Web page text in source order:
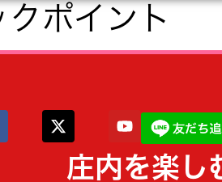
ポイント
庄内を楽